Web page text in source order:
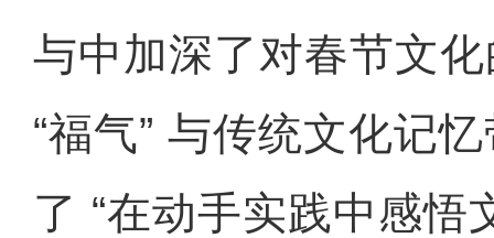
与中加深了对春节文
“福气” 与传统文化记
了 “在动手实践中感悟